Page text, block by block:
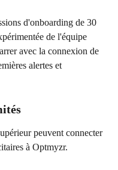
d'onboarding de 30
de l'équipe
avec la connexion de
alertes et
peuvent connecter
à Optmyzr.